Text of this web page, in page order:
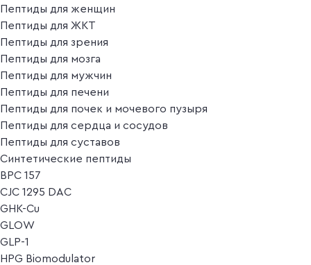
Пептиды для женщин
Пептиды для ЖКТ
Пептиды для зрения
Пептиды для мозга
Пептиды для мужчин
Пептиды для печени
Пептиды для почек и мочевого пузыря
Пептиды для сердца и сосудов
Пептиды для суставов
Синтетические пептиды
BPC 157
CJC 1295 DAC
GHK-Cu
GLOW
GLP-1
HPG Biomodulator